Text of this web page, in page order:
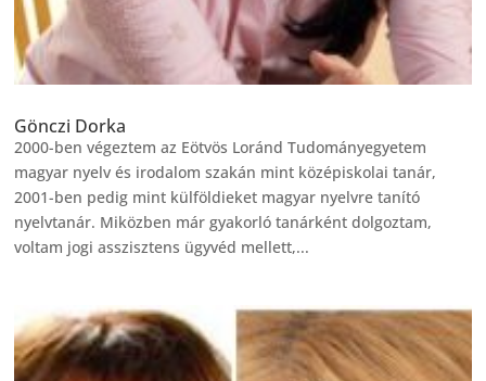
Gönczi Dorka
2000-ben végeztem az Eötvös Loránd Tudományegyetem
magyar nyelv és irodalom szakán mint középiskolai tanár,
2001-ben pedig mint külföldieket magyar nyelvre tanító
nyelvtanár. Miközben már gyakorló tanárként dolgoztam,
voltam jogi asszisztens ügyvéd mellett,...